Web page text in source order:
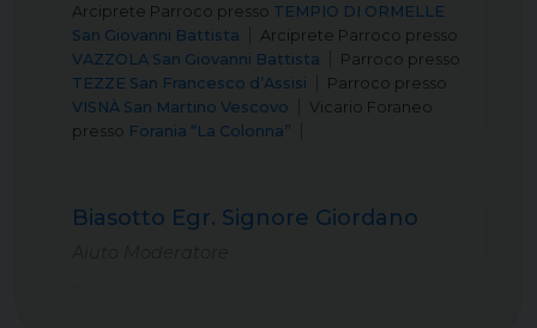
Arciprete Parroco presso TEMPIO DI ORMELLE
San Giovanni Battista
Arciprete Parroco presso
VAZZOLA San Giovanni Battista
Parroco presso
TEZZE San Francesco d’Assisi
Parroco presso
VISNÀ San Martino Vescovo
Vicario Foraneo
presso Forania “La Colonna”
Biasotto Egr. Signore Giordano